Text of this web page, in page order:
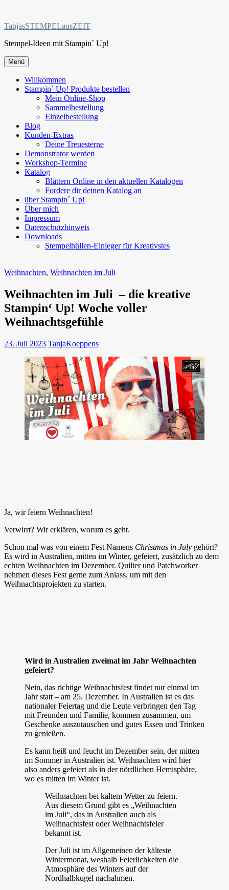
springen
TanjasSTEMPELausZEIT
Stempel-Ideen mit Stampin´ Up!
Menü
Willkommen
Stampin´ Up! Produkte bestellen
Mein Online-Shop
Sammelbestellung
Einzelbestellung
Blog
Kunden-Extras
Deine Treuesterne
Demonstrator werden
Workshop-Termine
Katalog
Blättern Online in den aktuellen Katalogen
Fordere dir deinen Katalog an
über Stampin´ Up!
Über mich
Impressum
Datenschutzhinweis
Downloads
Stempelhüllen-Einleger für Kreativstes
Weihnachten, Weihnachten im Juli
Weihnachten im Juli – die kreative
Stampin‘ Up! Woche voller
Weihnachtsgefühle
23. Juli 2023 TanjaKoeppens
Ja, wir feiern Weihnachten!
Verwirrt? Wir erklären, worum es geht.
Schon mal was von einem Fest Namens Christmas in July gehört?
Es wird in Australien, mitten im Winter, gefeiert, zusätzlich zu dem
echten Weihnachten im Dezember. Quilter und Patchworker
nehmen dieses Fest gerne zum Anlass, um mit den
Weihnachtsprojekten zu starten.
Wird in Australien zweimal im Jahr Weihnachten
gefeiert?
Nein, das richtige Weihnachtsfest findet nur einmal im
Jahr statt – am 25. Dezember. In Australien ist es das
nationaler Feiertag und die Leute verbringen den Tag
mit Freunden und Familie, kommen zusammen, um
Geschenke auszutauschen und gutes Essen und Trinken
zu genießen.
Es kann heiß und feucht im Dezember sein, der mitten
im Sommer in Australien ist. Weihnachten wird hier
also anders gefeiert als in der nördlichen Hemisphäre,
wo es mitten im Winter ist.
Weihnachten bei kaltem Wetter zu feiern.
Aus diesem Grund gibt es „Weihnachten
im Juli“, das in Australien auch als
Weihnachtsfest oder Weihnachtsfeier
bekannt ist.
Der Juli ist im Allgemeinen der kälteste
Wintermonat, weshalb Feierlichkeiten die
Atmosphäre des Winters auf der
Nordhalbkugel nachahmen.